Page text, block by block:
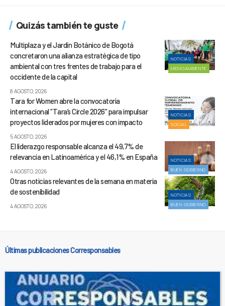
Quizás también te guste
NOTICIAS
MEDIOAMBIENTE
Multiplaza y el Jardín Botánico de Bogotá
concretaron una alianza estratégica de tipo
ambiental con tres frentes de trabajo para el
occidente de la capital
8 AGOSTO, 2026
NOTICIAS
SOCIAL
Tara for Women abre la convocatoria
internacional “Tara’s Circle 2026” para impulsar
proyectos liderados por mujeres con impacto
5 AGOSTO, 2026
NOTICIAS
BUEN GOBIERNO
El liderazgo responsable alcanza el 49,7% de
relevancia en Latinoamérica y el 46,1% en España
4 AGOSTO, 2026
NOTICIAS
BUEN GOBIERNO
Otras noticias relevantes de la semana en materia
de sostenibilidad
4 AGOSTO, 2026
Últimas publicaciones Corresponsables